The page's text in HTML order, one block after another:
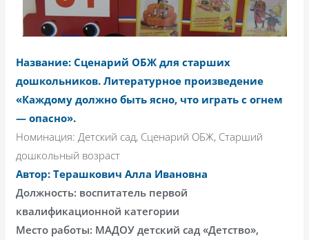
Название: Сценарий ОБЖ для старших
дошкольников. Литературное произведение
«Каждому должно быть ясно, что играть с огнем
— опасно».
Номинация: Детский сад, Сценарий ОБЖ, Старший
дошкольный возраст
Автор: Терашкович Алла Ивановна
Должность: воспитатель первой
квалификационной категории
Место работы: МАДОУ детский сад «Детство»,